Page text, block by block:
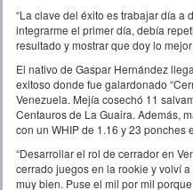
“La clave del éxito es trabajar día a
integrarme el primer día, debía
resultado y mostrar que doy lo
El nativo de Gaspar Hernández
exitoso donde fue galardonado
Venezuela. Mejía cosechó 11
Centauros de La Guaira. Además,
con un WHIP de 1.16 y 23 ponches
“Desarrollar el rol de cerrador en
cerrado juegos en la rookie y volví
muy bien. Puse el mil por mil